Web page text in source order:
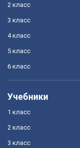
2 класс
3 класс
4 класс
5 класс
6 класс
Учебники
1 класс
2 класс
3 класс